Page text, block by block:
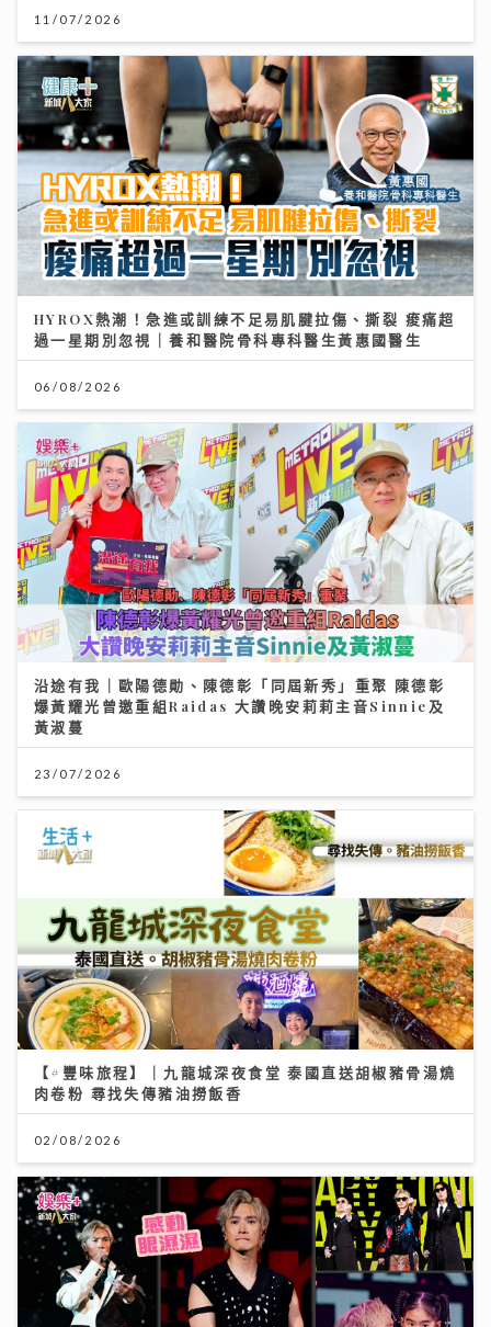
11/07/2026
HYROX熱潮！急進或訓練不足易肌腱拉傷、撕裂 痠痛超
過一星期別忽視｜養和醫院骨科專科醫生黃惠國醫生
06/08/2026
沿途有我｜歐陽德勛、陳德彰「同屆新秀」重聚 陳德彰
爆黃耀光曾邀重組Raidas 大讚晚安莉莉主音Sinnie及
黃淑蔓
23/07/2026
【#豐味旅程】｜九龍城深夜食堂 泰國直送胡椒豬骨湯燒
肉卷粉 尋找失傳豬油撈飯香
02/08/2026